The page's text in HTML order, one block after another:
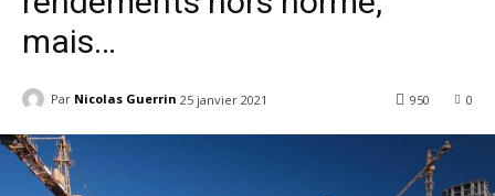
mais…
Par Nicolas Guerrin 25 janvier 2021 0
950